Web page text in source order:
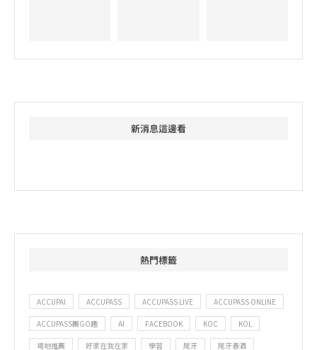
新消息這邊看
熱門標籤
ACCUPAI ACCUPASS ACCUPASS LIVE ACCUPASS ONLINE
ACCUPASS團GO趣 AI FACEBOOK KOC KOL
場地推薦 好家在我在家 學習 尾牙 尾牙春酒